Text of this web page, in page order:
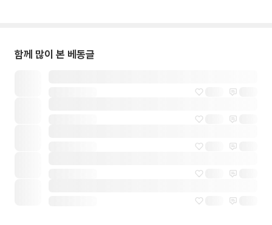
함께 많이 본 베동글